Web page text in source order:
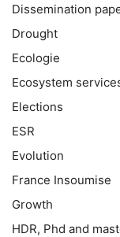
Dissemination
Drought
Ecologie
Ecosystem
Elections
ESR
Evolution
France Insoumise
Growth
HDR, Phd and